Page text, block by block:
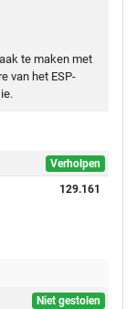
te maken met
van het ESP-
Verholpen
129.161
Niet gestolen